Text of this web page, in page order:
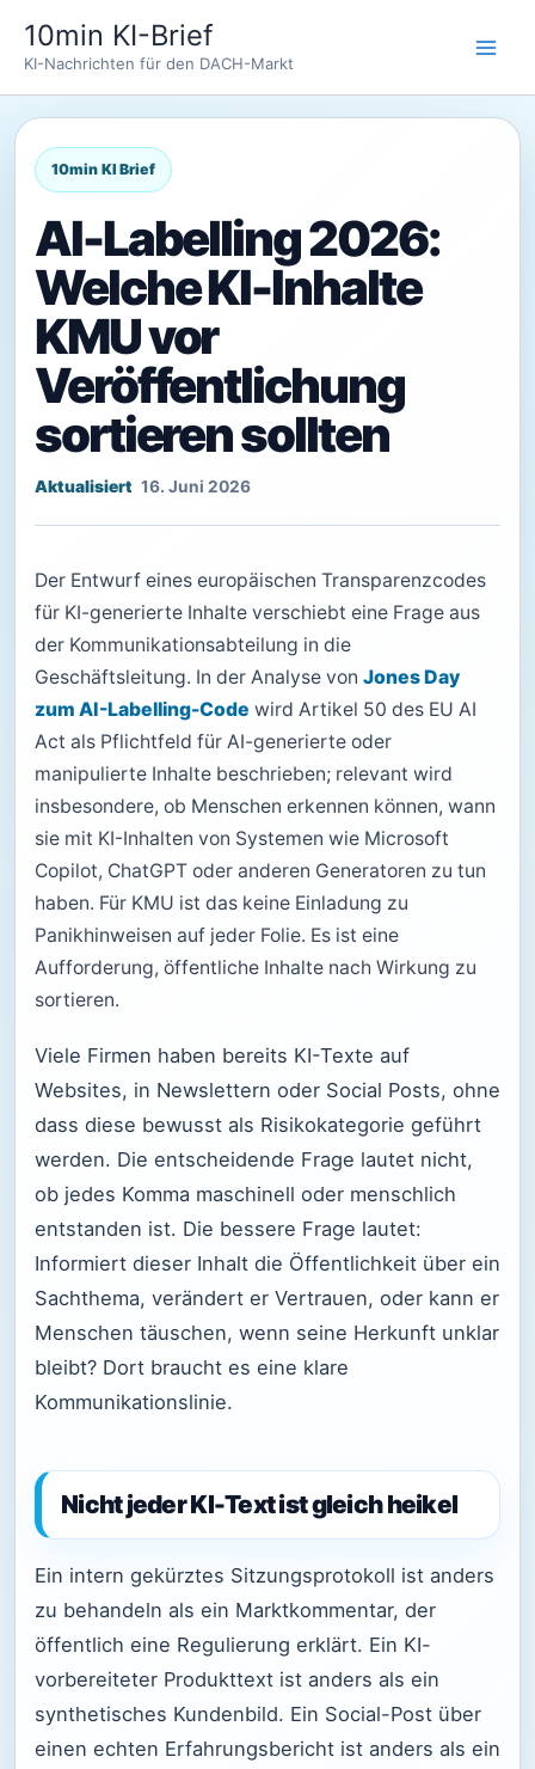
Inhalt
springen
10min KI-Brief
KI-Nachrichten für den DACH-Markt
AI-Labelling 2026:
Welche KI-Inhalte
KMU vor
Veröffentlichung
sortieren sollten
16. Juni 2026
Der Entwurf eines europäischen Transparenzcodes
für KI-generierte Inhalte verschiebt eine Frage aus
der Kommunikationsabteilung in die
Geschäftsleitung. In der Analyse von Jones Day
zum AI-Labelling-Code wird Artikel 50 des EU AI
Act als Pflichtfeld für AI-generierte oder
manipulierte Inhalte beschrieben; relevant wird
insbesondere, ob Menschen erkennen können, wann
sie mit KI-Inhalten von Systemen wie Microsoft
Copilot, ChatGPT oder anderen Generatoren zu tun
haben. Für KMU ist das keine Einladung zu
Panikhinweisen auf jeder Folie. Es ist eine
Aufforderung, öffentliche Inhalte nach Wirkung zu
sortieren.
Viele Firmen haben bereits KI-Texte auf
Websites, in Newslettern oder Social Posts, ohne
dass diese bewusst als Risikokategorie geführt
werden. Die entscheidende Frage lautet nicht,
ob jedes Komma maschinell oder menschlich
entstanden ist. Die bessere Frage lautet:
Informiert dieser Inhalt die Öffentlichkeit über ein
Sachthema, verändert er Vertrauen, oder kann er
Menschen täuschen, wenn seine Herkunft unklar
bleibt? Dort braucht es eine klare
Kommunikationslinie.
Nicht jeder KI-Text ist gleich heikel
Ein intern gekürztes Sitzungsprotokoll ist anders
zu behandeln als ein Marktkommentar, der
öffentlich eine Regulierung erklärt. Ein KI-
vorbereiteter Produkttext ist anders als ein
synthetisches Kundenbild. Ein Social-Post über
einen echten Erfahrungsbericht ist anders als ein